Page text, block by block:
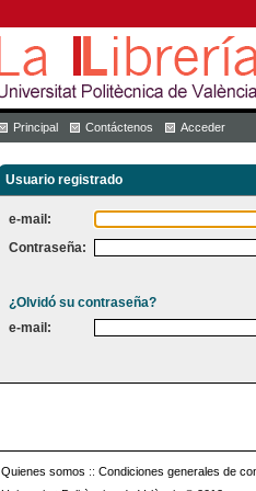
Principal Contáctenos Acceder
Usuario registrado
e-mail:
Contraseña:
¿Olvidó su contraseña?
e-mail:
Quienes somos :: Condiciones generales de